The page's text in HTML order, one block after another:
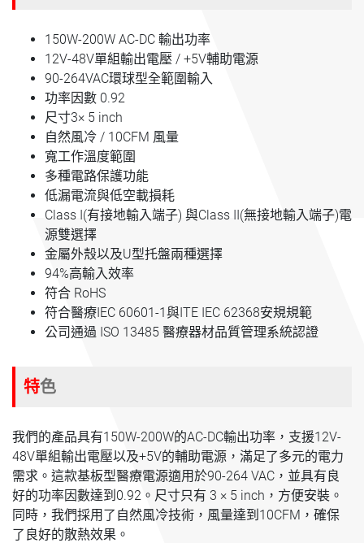
150W-200W AC-DC 輸出功率
12V-48V單組輸出電壓 / +5V輔助電源
90-264VAC環球型全範圍輸入
功率因數 0.92
尺寸3× 5 inch
自然風冷 / 10CFM 風量
寬工作溫度範圍
多種電路保護功能
低漏電流與低空載損耗
Class I(有接地輸入端子) 與Class II(無接地輸入端子)電
源雙選擇
金屬外殼以及U型托盤兩種選擇
94%高輸入效率
符合 RoHS
符合醫療IEC 60601-1與ITE IEC 62368安規規範
公司通過 ISO 13485 醫療器材品質管理系統認證
特色
我們的產品具有150W-200W的AC-DC輸出功率，支援12V-
48V單組輸出電壓以及+5V的輔助電源，滿足了多元的電力
需求。這款基板型醫療電源適用於90-264 VAC，並具有良
好的功率因數達到0.92。尺寸只有 3 × 5 inch，方便安裝。
同時，我們採用了自然風冷技術，風量達到10CFM，確保
了良好的散熱效果。